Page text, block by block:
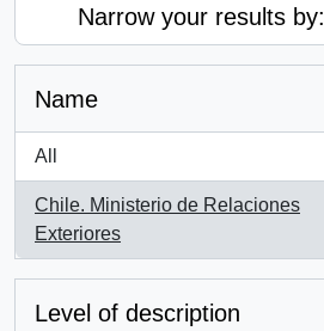
Narrow your results by:
Name
All
Chile. Ministerio de Relaciones
Exteriores
, 1 results
Level of description